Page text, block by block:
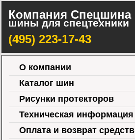
Компания Спецшина
шины для спецтехники
(495) 223-17-43
О компании
Каталог шин
Рисунки протекторов
Техническая информация
Оплата и возврат средств